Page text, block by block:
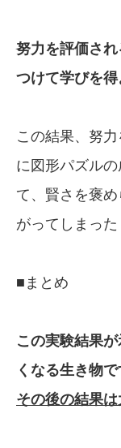
努力を評価さ
つけて学びを得
この結果、努
に図形パズル
て、賢さを褒
がってしまった
■まとめ
この実験結果
くなる生き物で
その後の結果は